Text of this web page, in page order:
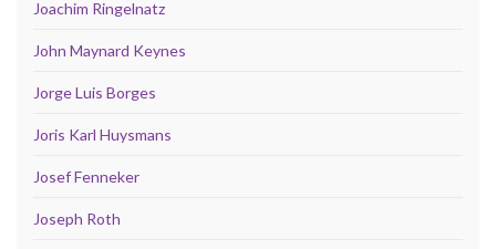
Joachim Ringelnatz
John Maynard Keynes
Jorge Luis Borges
Joris Karl Huysmans
Josef Fenneker
Joseph Roth